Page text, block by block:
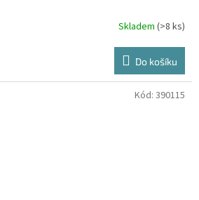
Skladem (>8 ks)
Do košíku
Kód: 390115